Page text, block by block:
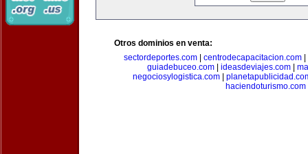
Otros dominios en venta:
sectordeportes.com| centrodecapacitacion.com|
guiadebuceo.com
ideasdeviajes.com
negociosylogistica.com|
haciendoturismo.com